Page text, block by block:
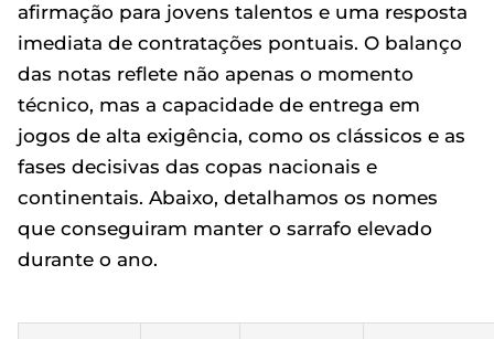
afirmação para jovens talentos e uma resposta
imediata de contratações pontuais. O balanço
das notas reflete não apenas o momento
técnico, mas a capacidade de entrega em
jogos de alta exigência, como os clássicos e as
fases decisivas das copas nacionais e
continentais. Abaixo, detalhamos os nomes
que conseguiram manter o sarrafo elevado
durante o ano.